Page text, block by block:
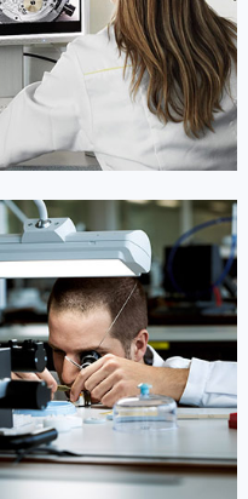
达芙妮·克劳迪娅
资深帝舵技师
是成都市青羊区帝舵售后服务中心
(成都帝舵维修保养服务中心)
的高级技师之一
Chengdu Tudor Maintain center
 成都市青羊区帝舵维修